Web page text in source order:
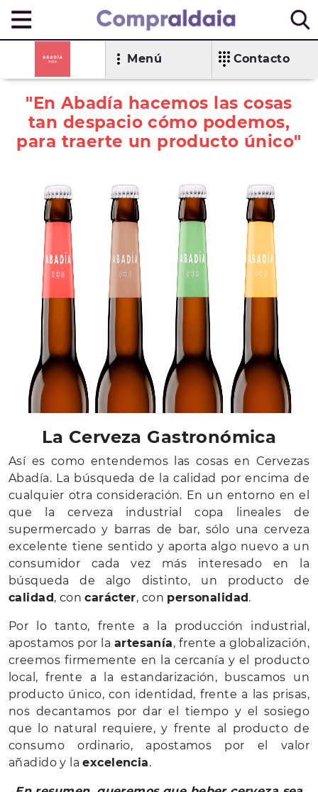
Menú Contacto
"En Abadía hacemos las cosas
tan despacio cómo podemos,
para traerte un producto único"
La Cerveza Gastronómica
Así es como entendemos las cosas en Cervezas
Abadía. La búsqueda de la calidad por encima de
cualquier otra consideración. En un entorno en el
que la cerveza industrial copa lineales de
supermercado y barras de bar, sólo una cerveza
excelente tiene sentido y aporta algo nuevo a un
consumidor cada vez más interesado en la
búsqueda de algo distinto, un producto de
calidad, concarácter, con personalidad.
Por lo tanto, frente a la producción industrial,
apostamos por la artesanía, frente a globalización,
creemos firmemente en la cercanía y el producto
local, frente a la estandarización, buscamos un
producto único, con identidad, frente a las prisas,
nos decantamos por dar el tiempo y el sosiego
que lo natural requiere, y frente al producto de
consumo ordinario, apostamos por el valor
añadido y laexcelencia.